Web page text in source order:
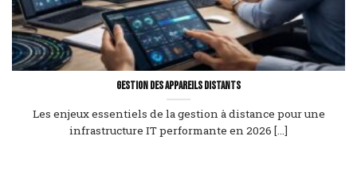
Gestion des appareils distants
Les enjeux essentiels de la gestion à distance pour une
infrastructure IT performante en 2026 [...]